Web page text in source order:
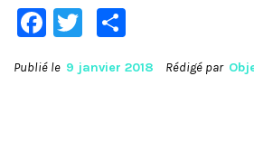
Facebook
Twitter
Publié le 9 janvier 2018 Rédigé par